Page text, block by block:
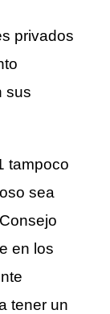
privados
sus
tampoco
sea
en los
tener un